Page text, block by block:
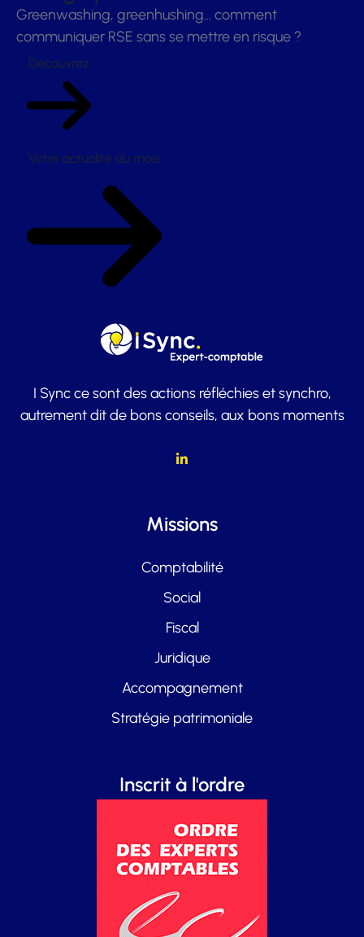
Greenwashing, greenhushing… comment
communiquer RSE sans se mettre en risque ?
Découvrez
Votre actualité du mois
I Sync ce sont des actions réfléchies et synchro,
autrement dit de bons conseils, aux bons moments
Missions
Comptabilité
Social
Fiscal
Juridique
Accompagnement
Stratégie patrimoniale
Inscrit à l'ordre